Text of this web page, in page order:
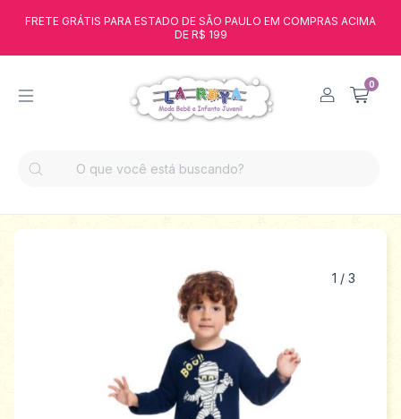
FRETE GRÁTIS PARA ESTADO DE SÃO PAULO EM COMPRAS ACIMA
DE R$ 199
0
1 / 3